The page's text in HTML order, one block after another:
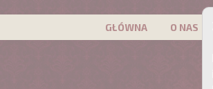
GŁÓWNA O NAS